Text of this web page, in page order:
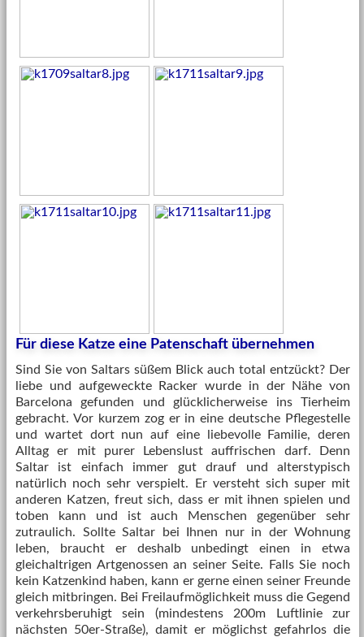
Für diese Katze eine Patenschaft übernehmen
Sind Sie von Saltars süßem Blick auch total entzückt? Der
liebe und aufgeweckte Racker wurde in der Nähe von
Barcelona gefunden und glücklicherweise ins Tierheim
gebracht. Vor kurzem zog er in eine deutsche Pflegestelle
und wartet dort nun auf eine liebevolle Familie, deren
Alltag er mit purer Lebenslust auffrischen darf. Denn
Saltar ist einfach immer gut drauf und alterstypisch
natürlich noch sehr verspielt. Er versteht sich super mit
anderen Katzen, freut sich, dass er mit ihnen spielen und
toben kann und ist auch Menschen gegenüber sehr
zutraulich. Sollte Saltar bei Ihnen nur in der Wohnung
leben, braucht er deshalb unbedingt einen in etwa
gleichaltrigen Artgenossen an seiner Seite. Falls Sie noch
kein Katzenkind haben, kann er gerne einen seiner Freunde
gleich mitbringen. Bei Freilaufmöglichkeit muss die Gegend
verkehrsberuhigt sein (mindestens 200m Luftlinie zur
nächsten 50er-Straße), damit er möglichst gefahrlos die